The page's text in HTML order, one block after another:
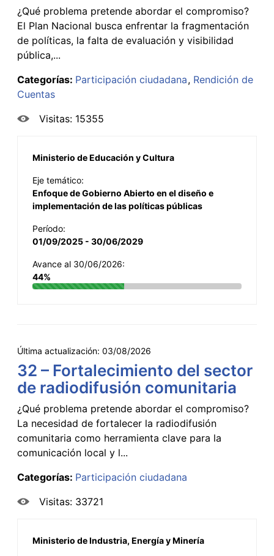
¿Qué problema pretende abordar el compromiso?
El Plan Nacional busca enfrentar la fragmentación
de políticas, la falta de evaluación y visibilidad
pública,...
Categorías: Participación ciudadana Rendición de
Cuentas
Visitas: 15355
Ministerio de Educación y Cultura
Eje temático:
Enfoque de Gobierno Abierto en el diseño e
implementación de las políticas públicas
Período:
01/09/2025 - 30/06/2029
Avance al 30/06/2026:
44%
Última actualización: 03/08/2026
32 – Fortalecimiento del sector
de radiodifusión comunitaria
¿Qué problema pretende abordar el compromiso?
La necesidad de fortalecer la radiodifusión
comunitaria como herramienta clave para la
comunicación local y l...
Categorías: Participación ciudadana
Visitas: 33721
Ministerio de Industria, Energía y Minería